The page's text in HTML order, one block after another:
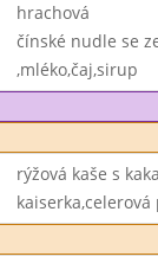
hrachová
čínské nudle se
,mléko,čaj,sirup
rýžová kaše s